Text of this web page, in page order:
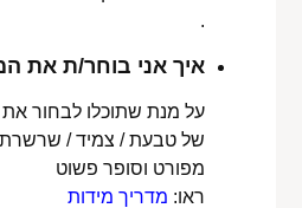
.
איך אני בוחר/ת את
על מנת שתוכלו לבחור
של טבעת / צמיד / שרשרת
מפורט וסופר פשוט
ראו: מדריך מידות